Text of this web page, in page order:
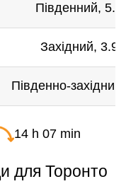
Південний,
Західний, 3.9
Південно-
14 h 07 min
для Торонто